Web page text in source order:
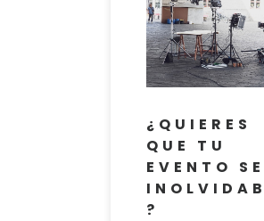
¿QUIERES
QUE TU
EVENTO
?